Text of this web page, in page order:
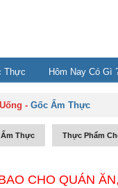
Thực Hôm Nay Có Gì
-Gốc Ẩm Thực
Thực Thực Phẩm
CHO QUÁN